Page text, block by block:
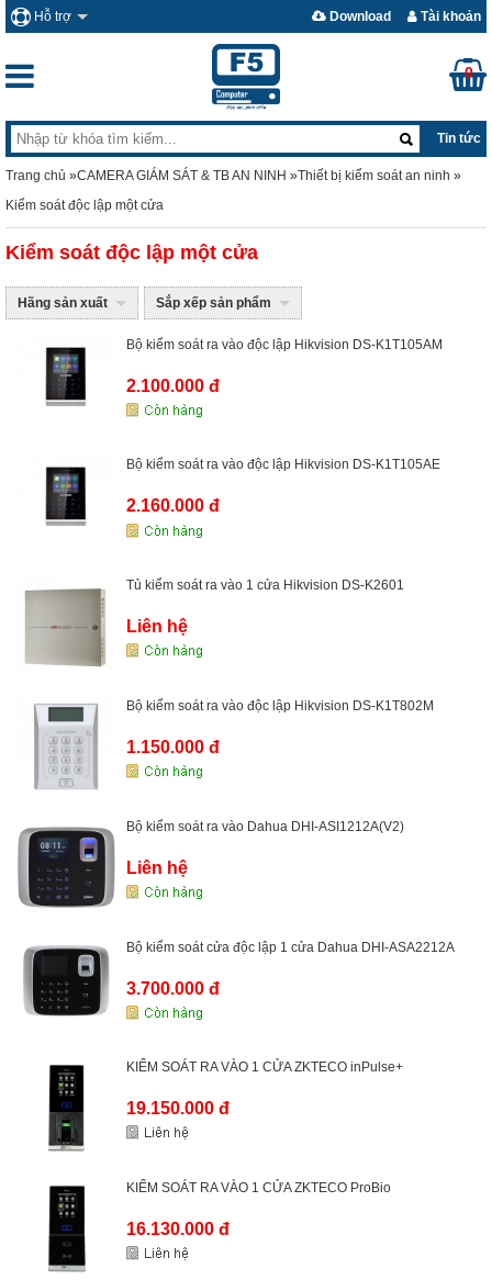
Hỗ trợ Tài khoản
Download
0
Tin tức
Trang chủ »CAMERA GIÁM SÁT & TB AN NINH »Thiết bị kiểm soát an ninh »
Kiểm soát độc lập một cửa
Kiểm soát độc lập một cửa
Hãng sản xuất Sắp xếp sản phẩm
Bộ kiểm soát ra vào độc lập Hikvision DS-K1T105AM
2.100.000 đ
Bộ kiểm soát ra vào độc lập Hikvision DS-K1T105AE
2.160.000 đ
Tủ kiểm soát ra vào 1 cửa Hikvision DS-K2601
Liên hệ
Bộ kiểm soát ra vào độc lập Hikvision DS-K1T802M
1.150.000 đ
Bộ kiểm soát ra vào Dahua DHI-ASI1212A(V2)
Liên hệ
Bộ kiểm soát cửa độc lập 1 cửa Dahua DHI-ASA2212A
3.700.000 đ
KIỂM SOÁT RA VÀO 1 CỬA ZKTECO inPulse+
19.150.000 đ
KIỂM SOÁT RA VÀO 1 CỬA ZKTECO ProBio
16.130.000 đ